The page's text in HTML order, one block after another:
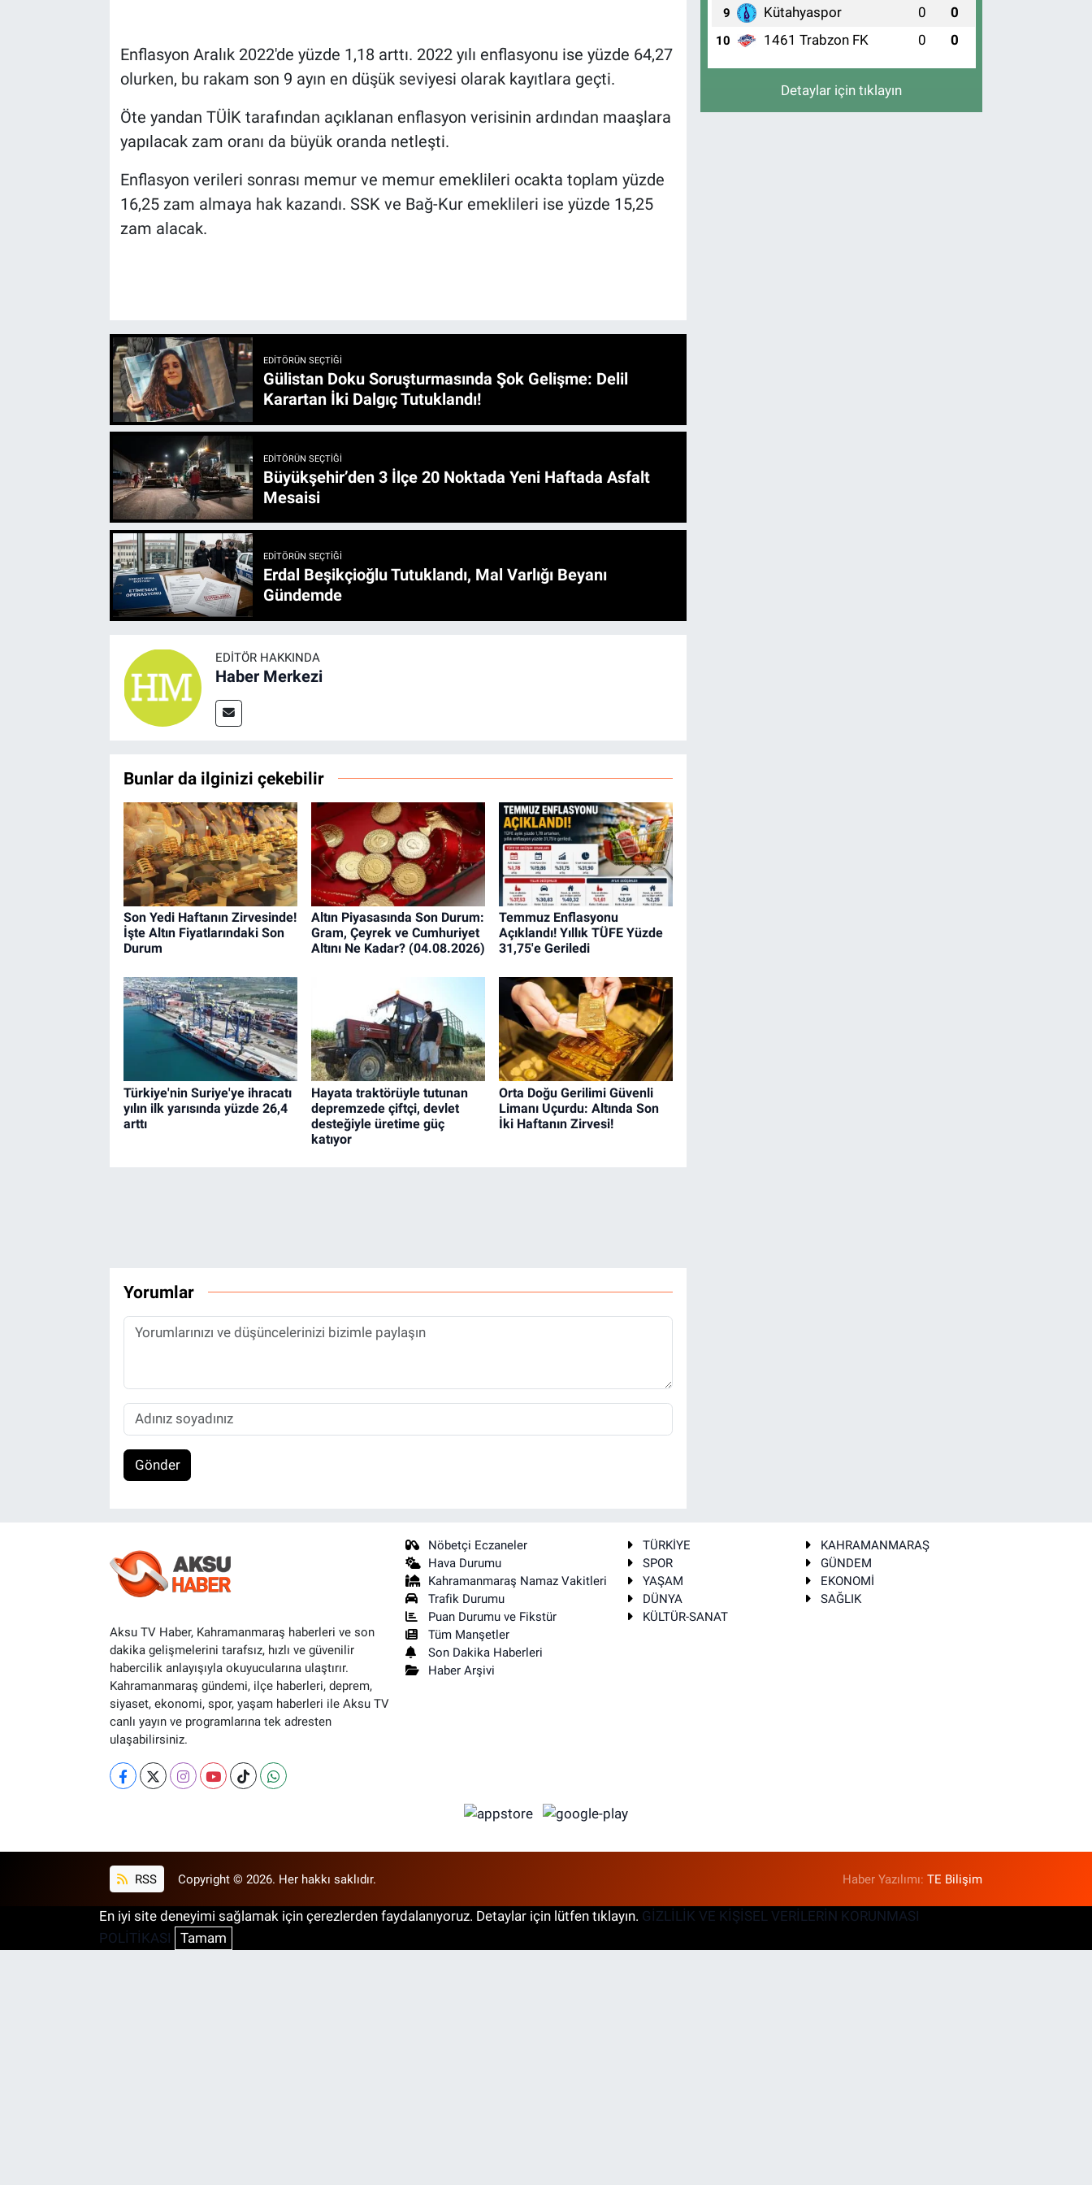
Enflasyon Aralık 2022'de yüzde 1,18 arttı. 2022 yılı enflasyonu ise yüzde 64,27
olurken, bu rakam son 9 ayın en düşük seviyesi olarak kayıtlara geçti.
Öte yandan TÜİK tarafından açıklanan enflasyon verisinin ardından maaşlara
yapılacak zam oranı da büyük oranda netleşti.
Enflasyon verileri sonrası memur ve memur emeklileri ocakta toplam yüzde
16,25 zam almaya hak kazandı. SSK ve Bağ-Kur emeklileri ise yüzde 15,25
zam alacak.
EDITÖRÜN SEÇTIĞI
Gülistan Doku Soruşturmasında Şok Gelişme: Delil
Karartan İki Dalgıç Tutuklandı!
EDITÖRÜN SEÇTIĞI
Büyükşehir’den 3 İlçe 20 Noktada Yeni Haftada Asfalt
Mesaisi
EDITÖRÜN SEÇTIĞI
Erdal Beşikçioğlu Tutuklandı, Mal Varlığı Beyanı
Gündemde
EDITÖR HAKKINDA
Haber Merkezi
Bunlar da ilginizi çekebilir
Son Yedi Haftanın Zirvesinde!
İşte Altın Fiyatlarındaki Son
Durum
Altın Piyasasında Son Durum:
Gram, Çeyrek ve Cumhuriyet
Altını Ne Kadar? (04.08.2026)
Temmuz Enflasyonu
Açıklandı! Yıllık TÜFE Yüzde
31,75'e Geriledi
Türkiye'nin Suriye'ye ihracatı
yılın ilk yarısında yüzde 26,4
arttı
Hayata traktörüyle tutunan
depremzede çiftçi, devlet
desteğiyle üretime güç
katıyor
Orta Doğu Gerilimi Güvenli
Limanı Uçurdu: Altında Son
İki Haftanın Zirvesi!
Yorumlar
Gönder
9 Kütahyaspor 0 0
10 1461 Trabzon FK 0 0
Detaylar için tıklayın
Aksu TV Haber, Kahramanmaraş haberleri ve son
dakika gelişmelerini tarafsız, hızlı ve güvenilir
habercilik anlayışıyla okuyucularına ulaştırır.
Kahramanmaraş gündemi, ilçe haberleri, deprem,
siyaset, ekonomi, spor, yaşam haberleri ile Aksu TV
canlı yayın ve programlarına tek adresten
ulaşabilirsiniz.
Nöbetçi Eczaneler
Hava Durumu
Kahramanmaraş Namaz Vakitleri
Trafik Durumu
Puan Durumu ve Fikstür
Tüm Manşetler
Son Dakika Haberleri
Haber Arşivi
TÜRKİYE
KAHRAMANMARAŞ
SPOR
GÜNDEM
YAŞAM
EKONOMİ
DÜNYA
SAĞLIK
KÜLTÜR-SANAT
RSS Copyright © 2026. Her hakkı saklıdır. Haber Yazılımı:TE Bilişim
En iyi site deneyimi sağlamak için çerezlerden faydalanıyoruz. Detaylar için lütfen tıklayın. GİZLİLİK VE KİŞİSEL VERİLERİN KORUNMASI
POLİTİKASI
Tamam